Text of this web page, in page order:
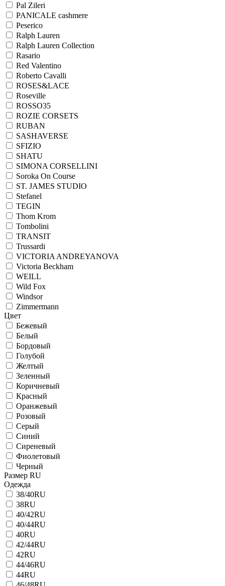
Pal Zileri
PANICALE cashmere
Peserico
Ralph Lauren
Ralph Lаuren Collection
Rasario
Red Valentino
Roberto Cavalli
ROSES&LACE
Roseville
ROSSO35
ROZIE CORSETS
RUBAN
SASHAVERSE
SFIZIO
SHATU
SIMONA CORSELLINI
Soroka On Course
ST. JAMES STUDIO
Stefanel
TEGIN
Thom Krom
Tombolini
TRANSIT
Trussardi
VICTORIA ANDREYANOVA
Victoria Beckham
WEILL
Wild Fox
Windsor
Zimmermann
Цвет
Бежевый
Белый
Бордовый
Голубой
Желтый
Зеленный
Коричневый
Красный
Оранжевый
Розовый
Серый
Синий
Сиреневый
Фиолетовый
Черный
Размер RU
Одежда
38/40RU
38RU
40/42RU
40/44RU
40RU
42/44RU
42RU
44/46RU
44RU